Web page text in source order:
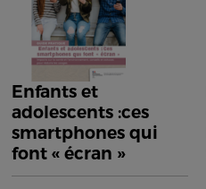
Enfants et
adolescents :ces
smartphones qui
font « écran »